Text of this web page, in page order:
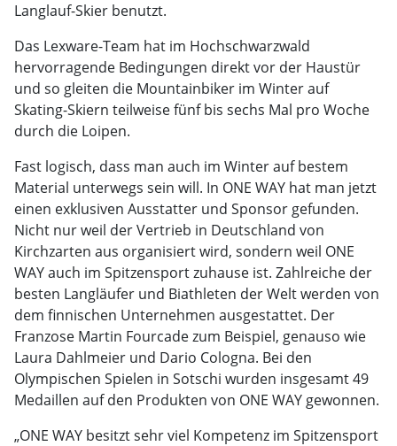
Langlauf-Skier benutzt.
Das Lexware-Team hat im Hochschwarzwald
hervorragende Bedingungen direkt vor der Haustür
und so gleiten die Mountainbiker im Winter auf
Skating-Skiern teilweise fünf bis sechs Mal pro Woche
durch die Loipen.
Fast logisch, dass man auch im Winter auf bestem
Material unterwegs sein will. In ONE WAY hat man jetzt
einen exklusiven Ausstatter und Sponsor gefunden.
Nicht nur weil der Vertrieb in Deutschland von
Kirchzarten aus organisiert wird, sondern weil ONE
WAY auch im Spitzensport zuhause ist. Zahlreiche der
besten Langläufer und Biathleten der Welt werden von
dem finnischen Unternehmen ausgestattet. Der
Franzose Martin Fourcade zum Beispiel, genauso wie
Laura Dahlmeier und Dario Cologna. Bei den
Olympischen Spielen in Sotschi wurden insgesamt 49
Medaillen auf den Produkten von ONE WAY gewonnen.
„ONE WAY besitzt sehr viel Kompetenz im Spitzensport